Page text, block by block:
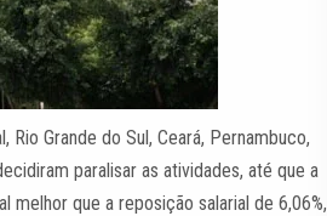
Grande do Sul, Ceará, Pernambuco,
paralisar as atividades, até que a
que a reposição salarial de 6,06%,